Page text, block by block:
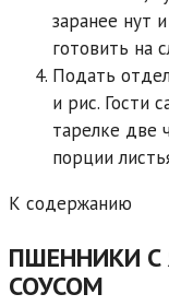
заранее нут
готовить на
Подать
и рис. Гости
тарелке две
порции
К содержанию
ПШЕННИКИ
СОУСОМ